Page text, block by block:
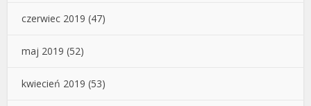
czerwiec 2019 (47)
maj 2019 (52)
kwiecień 2019 (53)